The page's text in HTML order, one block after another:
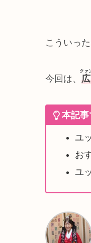
こういっ
今回は、
クァ
本記事
ユ
お
ユ